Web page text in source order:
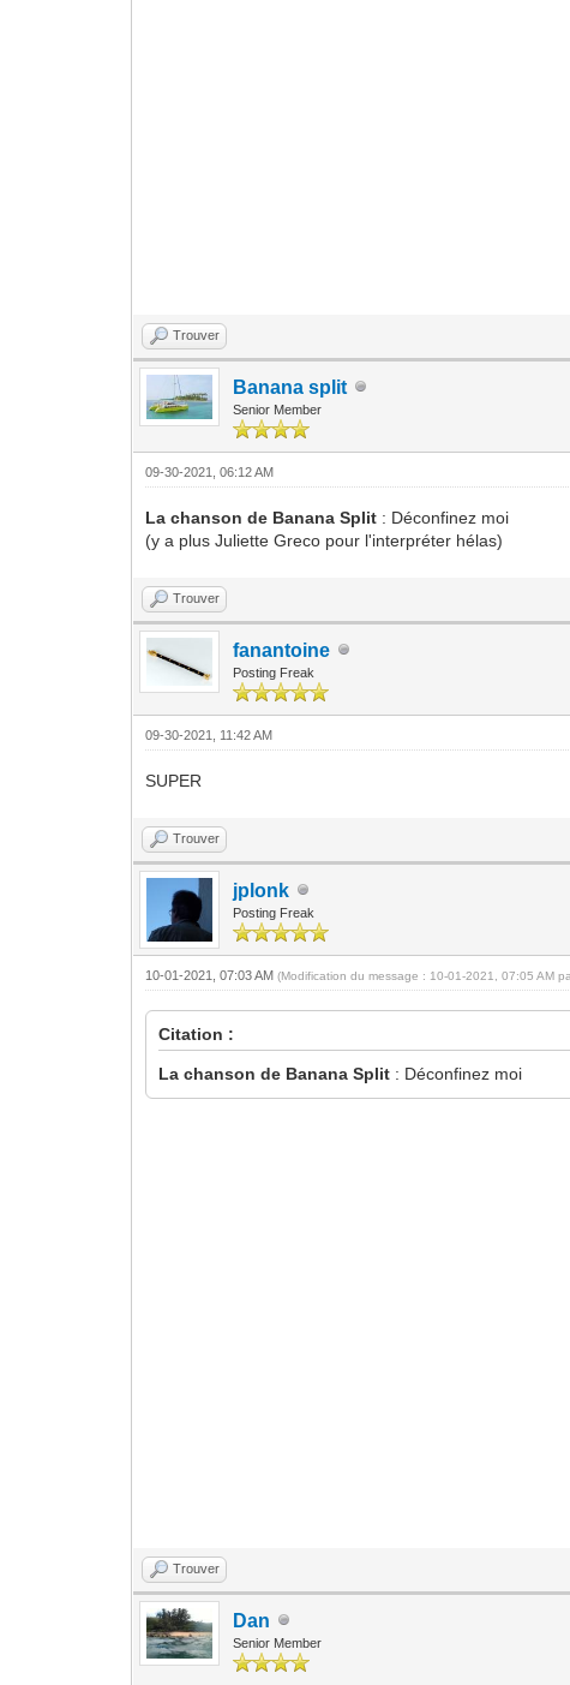
Trouver
Banana split
Senior Member
09-30-2021, 06:12 AM
La chanson de Banana Split : Déconfinez moi
(y a plus Juliette Greco pour l'interpréter hélas)
Trouver
fanantoine
Posting Freak
09-30-2021, 11:42 AM
SUPER
Trouver
jplonk
Posting Freak
10-01-2021, 07:03 AM(Modification du message : 10-01-2021, 07:05 AM
Citation :
La chanson de Banana Split : Déconfinez moi
Trouver
Dan
Senior Member